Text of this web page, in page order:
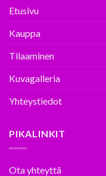
Etusivu
Kauppa
Tilaaminen
Kuvagalleria
Yhteystiedot
PIKALINKIT
Ota yhteyttä